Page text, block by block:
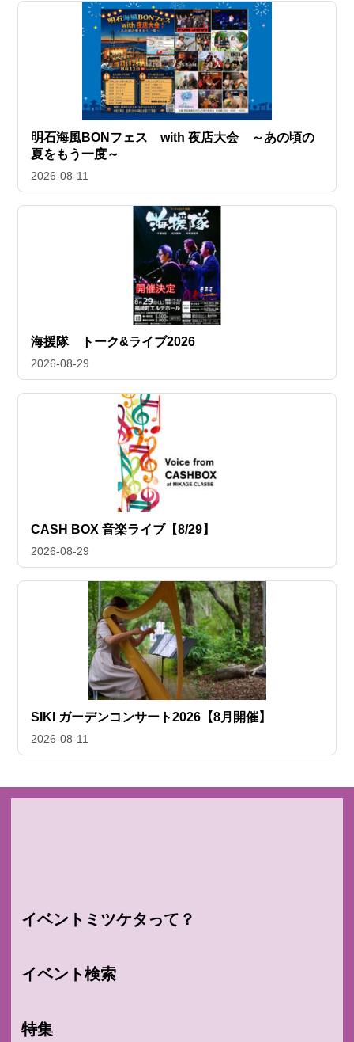
明石海風BONフェス with 夜店大会 ～あの頃の
夏をもう一度～
2026-08-11
海援隊 トーク&ライブ2026
2026-08-29
CASH BOX 音楽ライブ【8/29】
2026-08-29
SIKI ガーデンコンサート2026【8月開催】
2026-08-11
イベントミツケタって？
イベント検索
特集